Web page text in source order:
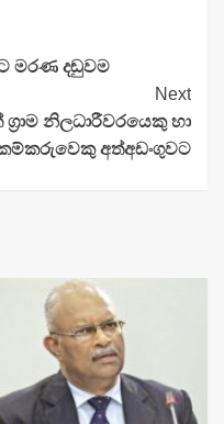
මරණ දඬුවම
Next
නිලධා‍රීවරයෙකු හා
අත්අඩංගුවට